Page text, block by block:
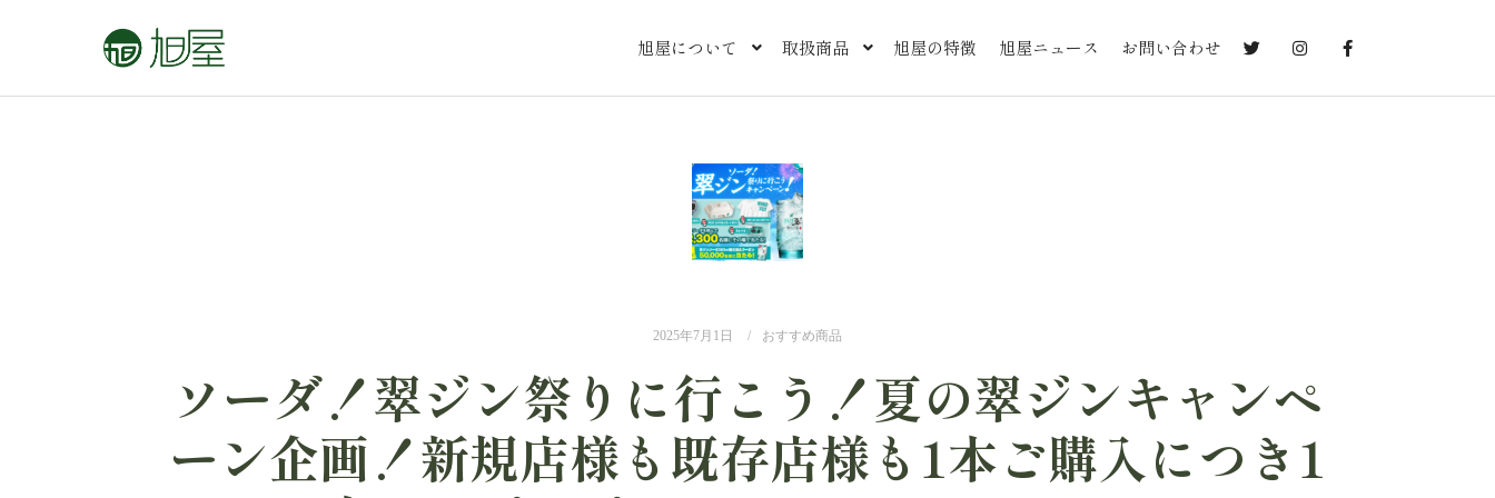
旭屋について 取扱商品 旭屋の特徴 旭屋ニュース お問い合わせ
2025年7月1日 おすすめ商品
ソーダ！翠ジン祭りに行こう！夏の翠ジンキャンペ
ーン企画！新規店様も既存店様も1本ご購入につき1